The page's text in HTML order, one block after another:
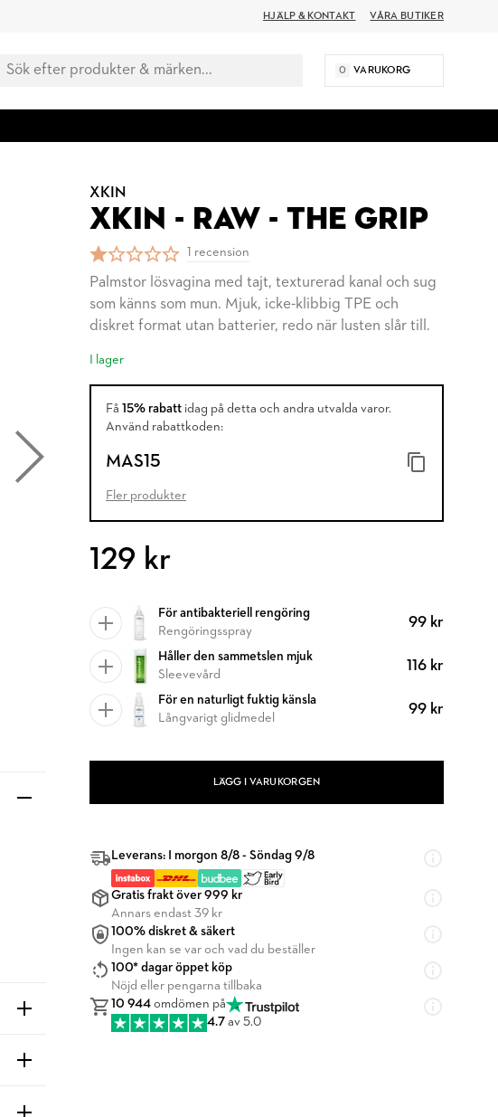
HJÄLP & KONTAKT VÅRA BUTIKER
0 VARUKORG
XKIN
XKIN - RAW - THE GRIP
1 recension
Palmstor lösvagina med tajt, texturerad kanal och sug
som känns som mun. Mjuk, icke-klibbig TPE och
diskret format utan batterier, redo när lusten slår till.
I lager
Få 15% rabatt idag på detta och andra utvalda varor.
Använd rabattkoden:
MAS15
Fler produkter
129 kr
För antibakteriell rengöring
Rengöringsspray
99 kr
Håller den sammetslen mjuk
Sleevevård
116 kr
För en naturligt fuktig känsla
Långvarigt glidmedel
99 kr
LÄGG I VARUKORGEN
Leverans: I morgon 8/8 - Söndag 9/8
Gratis frakt över 999 kr
Annars endast 39 kr
100% diskret & säkert
Ingen kan se var och vad du beställer
100* dagar öppet köp
Nöjd eller pengarna tillbaka
10 944 omdömen på
4.7 av 5.0